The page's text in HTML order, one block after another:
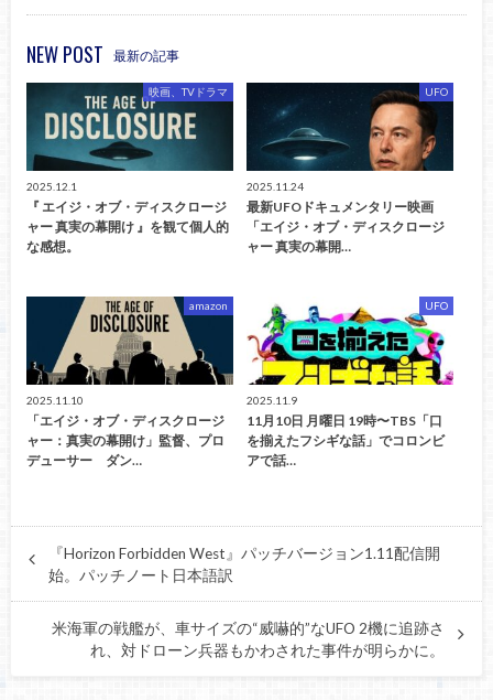
NEW POST 最新の記事
映画、TVドラマ
2025.12.1
『 エイジ・オブ・ディスクロージ
ャー 真実の幕開け 』を観て個人的
な感想。
UFO
2025.11.24
最新UFOドキュメンタリー映画
「エイジ・オブ・ディスクロージ
ャー 真実の幕開…
amazon
2025.11.10
「エイジ・オブ・ディスクロージ
ャー：真実の幕開け」監督、プロ
デューサー ダン…
UFO
2025.11.9
11月10日 月曜日 19時〜TBS「口
を揃えたフシギな話」でコロンビ
アで話…
『Horizon Forbidden West』パッチバージョン1.11配信開
始。パッチノート日本語訳
米海軍の戦艦が、車サイズの“威嚇的”なUFO 2機に追跡さ
れ、対ドローン兵器もかわされた事件が明らかに。